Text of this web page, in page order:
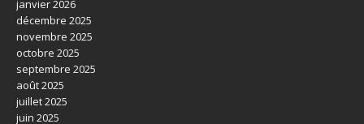
janvier 2026
décembre 2025
novembre 2025
octobre 2025
septembre 2025
août 2025
juillet 2025
juin 2025